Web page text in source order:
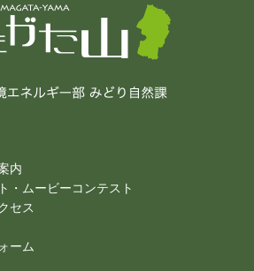
内
・ムービーコンテスト
セス
ーム